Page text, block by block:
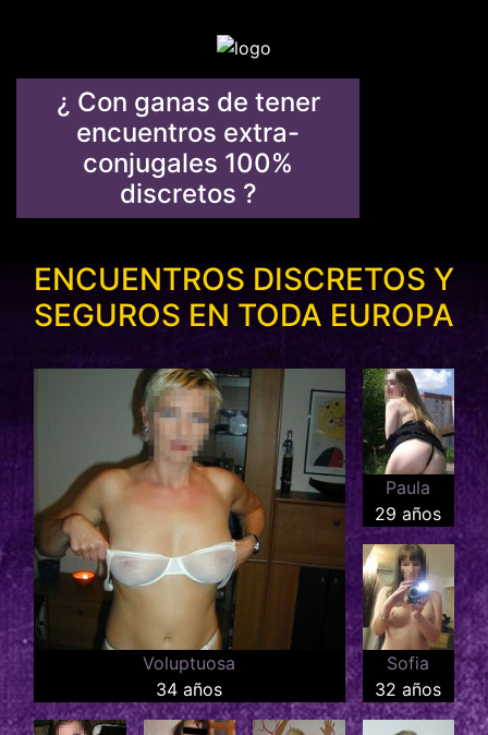
¿ Con ganas de tener
encuentros extra-
conjugales 100%
discretos ?
ENCUENTROS DISCRETOS Y
SEGUROS EN TODA EUROPA
Voluptuosa
34 años
Paula
29 años
Sofia
32 años